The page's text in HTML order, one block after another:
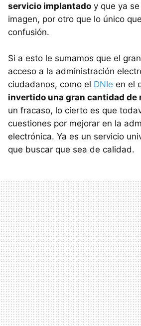
servicio implantado y que ya
imagen, por otro que lo único
confusión.
Si a esto le sumamos que el
acceso a la administración
ciudadanos, como el DNIe en el
invertido una gran cantidad de
un fracaso, lo cierto es que
cuestiones por mejorar en la
electrónica. Ya es un servicio
que buscar que sea de calidad.